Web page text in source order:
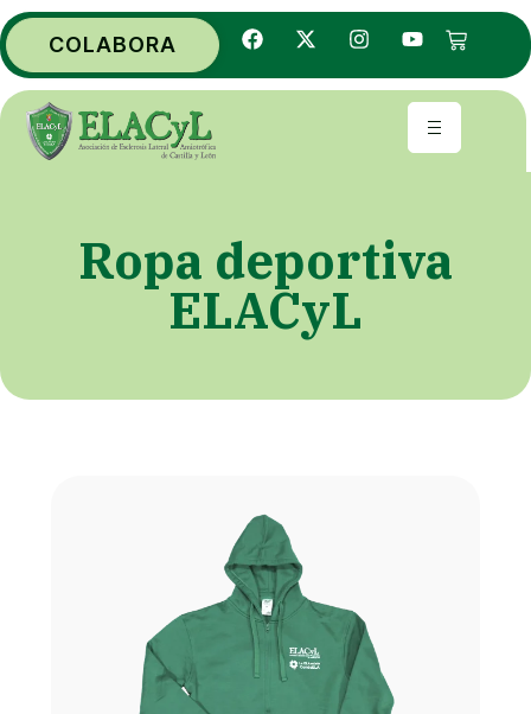
COLABORA
Ropa deportiva
ELACyL